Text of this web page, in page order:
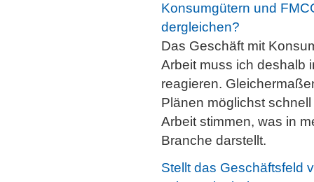
Konsumgütern und
dergleichen?
Das Geschäft mit
Arbeit muss ich deshalb
reagieren.
Plänen möglichst
Arbeit stimmen, was in
Branche darstellt.
Stellt das Geschäftsfeld